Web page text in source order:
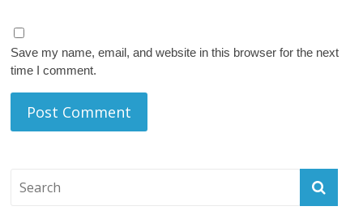
Save my name, email, and website in this browser for the next
time I comment.